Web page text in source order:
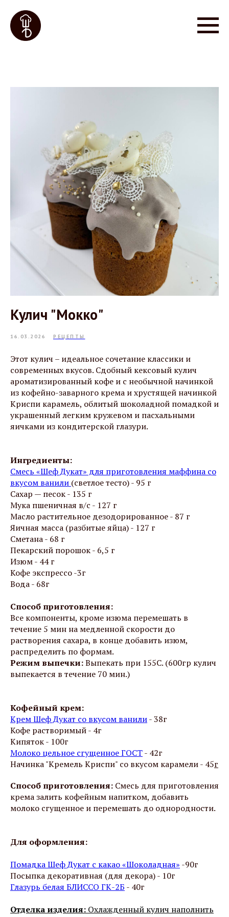
Кулич "Мокко"
16.03.2026 РЕЦЕПТЫ
Этот кулич – идеальное сочетание классики и
современных вкусов. Сдобный кексовый кулич
ароматизированный кофе и с необычной начинкой
из кофейно-заварного крема и хрустящей начинкой
Криспи карамель, облитый шоколадной помадкой и
украшенный легким кружевом и пасхальными
яичками из кондитерской глазури.
Ингредиенты:
Смесь «Шеф Дукат» для приготовления маффина со
вкусом ванили (светлое тесто) - 95 г
Сахар — песок - 135 г
Мука пшеничная в/с - 127 г
Масло растительное дезодорированное - 87 г
Яичная масса (разбитые яйца) - 127 г
Сметана - 68 г
Пекарский порошок - 6,5 г
Изюм - 44 г
Кофе экспрессо -3г
Вода - 68г
Способ приготовления:
Все компоненты, кроме изюма перемешать в
течение 5 мин на медленной скорости до
растворения сахара, в конце добавить изюм,
распределить по формам.
Режим выпечки:Выпекать при 155С. (600гр кулич
выпекается в течение 70 мин.)
Кофейный крем:
Крем Шеф Дукат со вкусом ванили- 38г
Кофе растворимый - 4г
Кипяток - 100г
Молоко цельное сгущенное ГОСТ- 42г
Начинка "Кремель Криспи" со вкусом карамели - 45г
Способ приготовления: Смесь для приготовления
крема залить кофейным напитком, добавить
молоко сгущенное и перемешать до однородности.
Для оформления:
Помадка Шеф Дукат с какао «Шоколадная» -90г
Посыпка декоративная (для декора) - 10г
Глазурь белая БЛИССО ГК-2Б - 40г
Отделка изделия: Охлажденный кулич наполнить